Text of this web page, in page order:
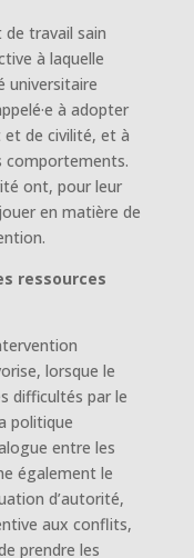
de travail sain
à laquelle
universitaire
à adopter
de civilité, et à
comportements.
ont, pour leur
en matière de
ressources
lorsque le
difficultés par le
politique
entre les
également le
d’autorité,
aux conflits,
prendre les